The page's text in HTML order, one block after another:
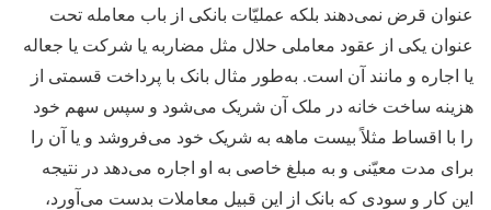
عنوان قرض نمی‏‌دهند بلکه عملیّات بانکی از باب معامله تحت
عنوان یکی از عقود معاملی حلال مثل مضاربه یا شرکت یا جعاله
یا اجاره و مانند آن است. به‌طور مثال بانک با پرداخت قسمتی از
هزینه ساخت خانه در ملک آن شریک می‏‌شود و سپس سهم خود
را با اقساط مثلاً بیست ماهه به شریک خود می‏‌فروشد و یا آن را
برای مدت معیّنی و به مبلغ خاصی به او اجاره می‏‌دهد در نتیجه
این کار و سودی که بانک از این قبیل معاملات بدست می‏‌آورد،